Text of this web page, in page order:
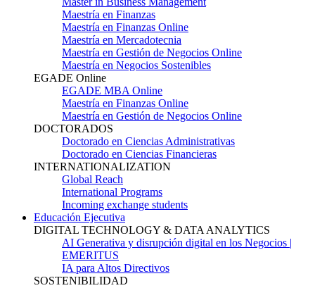
Maestría en Finanzas
Maestría en Finanzas Online
Maestría en Mercadotecnia
Maestría en Gestión de Negocios Online
Maestría en Negocios Sostenibles
EGADE Online
EGADE MBA Online
Maestría en Finanzas Online
Maestría en Gestión de Negocios Online
DOCTORADOS
Doctorado en Ciencias Administrativas
Doctorado en Ciencias Financieras
INTERNATIONALIZATION
Global Reach
International Programs
Incoming exchange students
Educación Ejecutiva
DIGITAL TECHNOLOGY & DATA ANALYTICS
AI Generativa y disrupción digital en los Negocios |
EMERITUS
IA para Altos Directivos
SOSTENIBILIDAD